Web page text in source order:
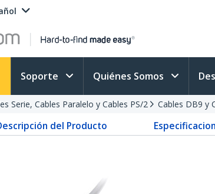
Soporte Quiénes Somos
Serie, Cables Paralelo y Cables PS/2 Cables DB9 y
del Producto